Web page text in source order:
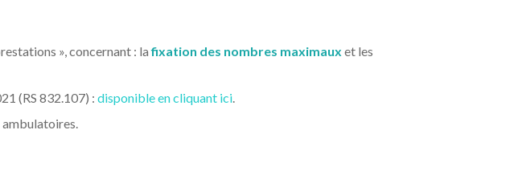
», concernant : lafixation des nombres maximaux et les
(RS 832.107) :disponible en cliquant ici.
ambulatoires.